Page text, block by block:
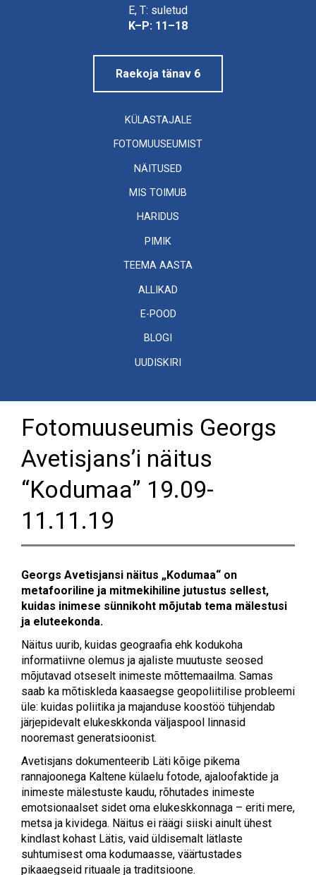
E, T: suletud
K–P: 11–18
Raekoja tänav 6
KÜLASTAJALE
FOTOMUUSEUMIST
NÄITUSED
MIS TOIMUB
HARIDUS
PIMIK
TEEMA AASTA
ALLIKAD
E-POOD
BLOGI
UUDISKIRI
Fotomuuseumis Georgs
Avetisjans’i näitus
“Kodumaa” 19.09-
11.11.19
Georgs Avetisjansi näitus „Kodumaa“ on
metafooriline ja mitmekihiline jutustus sellest,
kuidas inimese sünnikoht mõjutab tema mälestusi
ja eluteekonda.
Näitus uurib, kuidas geograafia ehk kodukoha
informatiivne olemus ja ajaliste muutuste seosed
mõjutavad otseselt inimeste mõttemaailma. Samas
saab ka mõtiskleda kaasaegse geopoliitilise probleemi
üle: kuidas poliitika ja majanduse koostöö tühjendab
järjepidevalt elukeskkonda väljaspool linnasid
nooremast generatsioonist.
Avetisjans dokumenteerib Läti kõige pikema
rannajoonega Kaltene külaelu fotode, ajaloofaktide ja
inimeste mälestuste kaudu, rõhutades inimeste
emotsionaalset sidet oma elukeskkonnaga – eriti mere,
metsa ja kividega. Näitus ei räägi siiski ainult ühest
kindlast kohast Lätis, vaid üldisemalt lätlaste
suhtumisest oma kodumaasse, väärtustades
pikaaegseid rituaale ja traditsioone.